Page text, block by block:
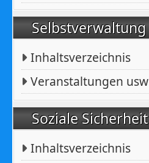
Selbstverwaltung
Inhaltsverzeichnis
Veranstaltungen usw
Soziale Sicherheit
Inhaltsverzeichnis